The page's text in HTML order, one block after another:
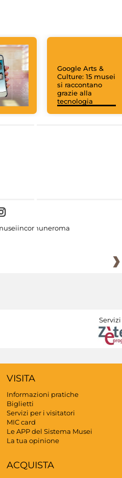
Google Arts &
Culture: 15 musei
si raccontano
grazie alla
tecnologia
VISITA
Informazioni pratiche
Biglietti
Servizi per i visitatori
MIC card
Le APP del Sistema Musei
La tua opinione
ACQUISTA